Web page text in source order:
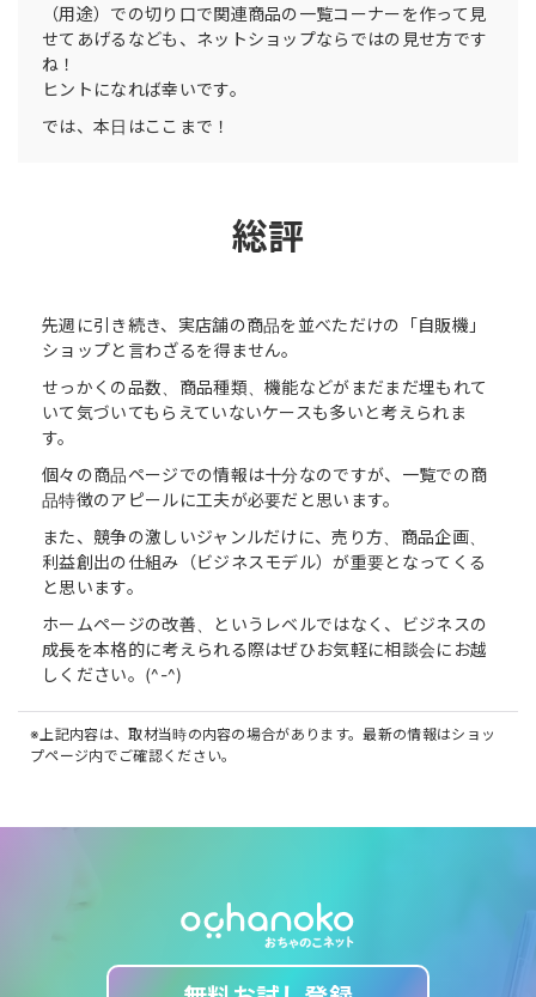
（用途）での切り口で関連商品の一覧コーナーを作って見
せてあげるなども、ネットショップならではの見せ方です
ね！
ヒントになれば幸いです。
では、本日はここまで！
総評
先週に引き続き、実店舗の商品を並べただけの「自販機」
ショップと言わざるを得ません。
せっかくの品数、商品種類、機能などがまだまだ埋もれて
いて気づいてもらえていないケースも多いと考えられま
す。
個々の商品ページでの情報は十分なのですが、一覧での商
品特徴のアピールに工夫が必要だと思います。
また、競争の激しいジャンルだけに、売り方、商品企画、
利益創出の仕組み（ビジネスモデル）が重要となってくる
と思います。
ホームページの改善、というレベルではなく、ビジネスの
成長を本格的に考えられる際はぜひお気軽に相談会にお越
しください。(^-^)
※上記内容は、取材当時の内容の場合があります。最新の情報はショッ
プページ内でご確認ください。